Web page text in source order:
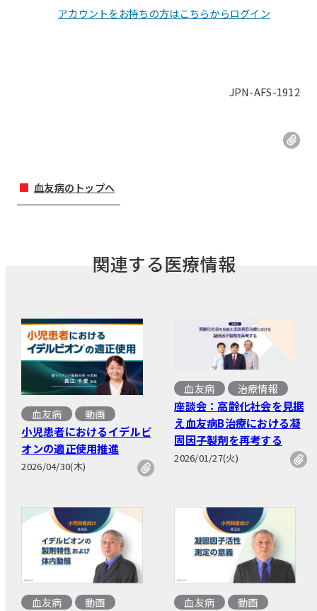
アカウントをお持ちの方はこちらからログイン
JPN-AFS-1912
血友病のトップへ
関連する医療情報
血友病 動画
小児患者におけるイデルビ
オンの適正使用推進
2026/04/30(木)
血友病 治療情報
座談会：高齢化社会を見据
え血友病B治療における凝
固因子製剤を再考する
2026/01/27(火)
血友病 動画 血友病 動画